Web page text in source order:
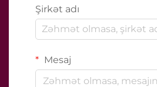
Şirkət adı
Mesaj